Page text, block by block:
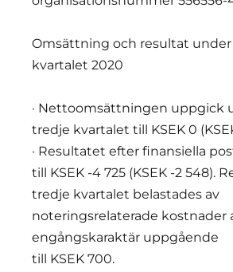
Omsättning och resultat
kvartalet 2020
· Nettoomsättningen uppgick
tredje kvartalet till KSEK 0
· Resultatet efter finansiella
till KSEK -4 725 (KSEK -2 548).
tredje kvartalet belastades av
noteringsrelaterade kostnader
engångskaraktär uppgående
till KSEK 700.